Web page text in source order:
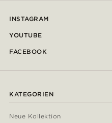
INSTAGRAM
YOUTUBE
FACEBOOK
KATEGORIEN
Neue Kollektion